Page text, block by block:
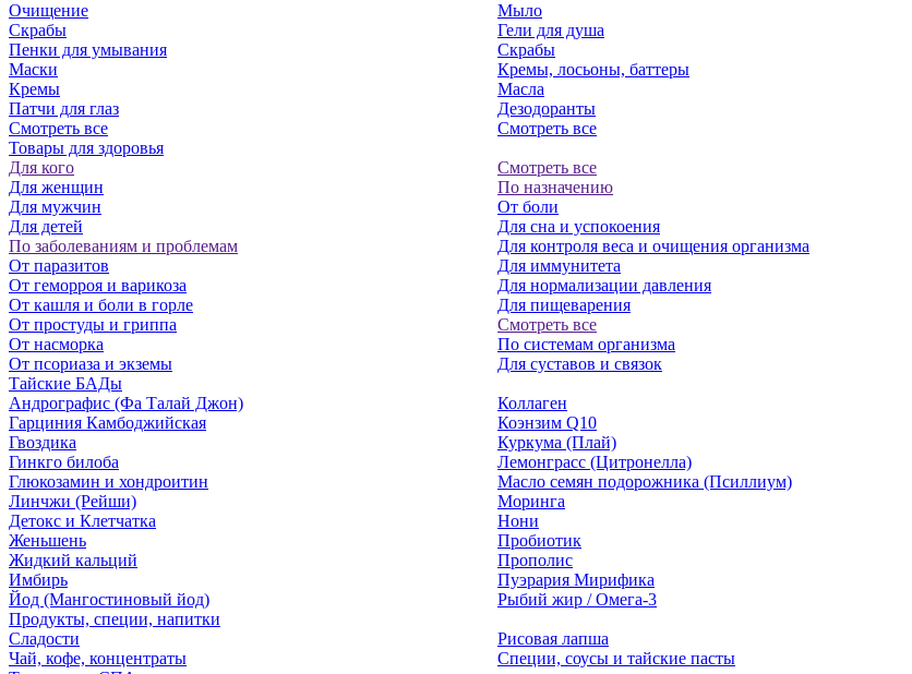
Очищение
Скрабы
Пенки для умывания
Маски
Кремы
Патчи для глаз
Смотреть все
Мыло
Гели для душа
Скрабы
Кремы, лосьоны, баттеры
Масла
Дезодоранты
Смотреть все
Товары для здоровья
Для кого
Для женщин
Для мужчин
Для детей
По заболеваниям и проблемам
От паразитов
Oт геморроя и варикоза
От кашля и боли в горле
От простуды и гриппа
От насморка
Oт псориаза и экземы
Смотреть все
По назначению
От боли
Для сна и успокоения
Для контроля веса и очищения организма
Для иммунитета
Для нормализации давления
Для пищеварения
Смотреть все
По системам организма
Для суставов и связок
Тайские БАДы
Андрографис (Фа Талай Джон)
Гарциния Камбоджийская
Гвоздика
Гинкго билоба
Глюкозамин и хондроитин
Линчжи (Рейши)
Детокс и Клетчатка
Женьшень
Жидкий кальций
Имбирь
Йод (Мангостиновый йод)
Коллаген
Коэнзим Q10
Куркума (Плай)
Лемонграсс (Цитронелла)
Масло семян подорожника (Псиллиум)
Моринга
Нони
Пробиотик
Прополис
Пуэрария Мирифика
Рыбий жир / Омега-3
Продукты, специи, напитки
Сладости
Чай, кофе, концентраты
Рисовая лапша
Специи, соусы и тайские пасты